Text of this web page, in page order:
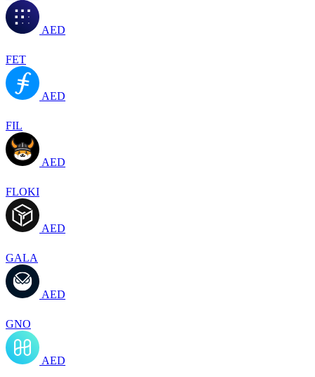
AED
FET
AED
FIL
AED
FLOKI
AED
GALA
AED
GNO
AED